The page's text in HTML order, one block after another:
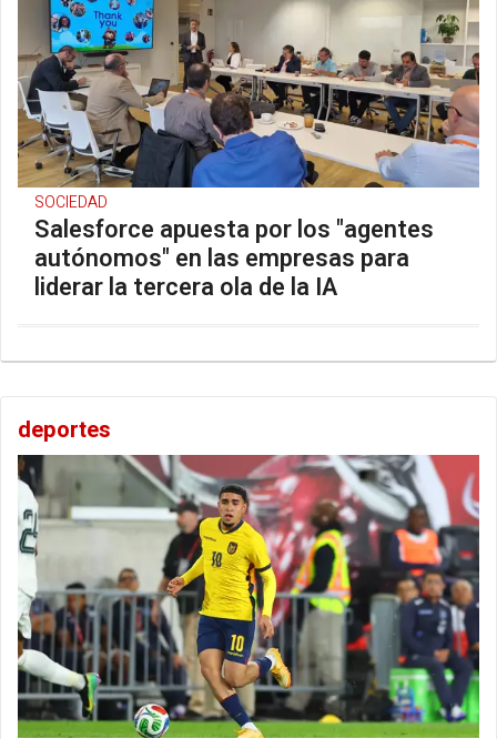
SOCIEDAD
Salesforce apuesta por los "agentes
autónomos" en las empresas para
liderar la tercera ola de la IA
deportes